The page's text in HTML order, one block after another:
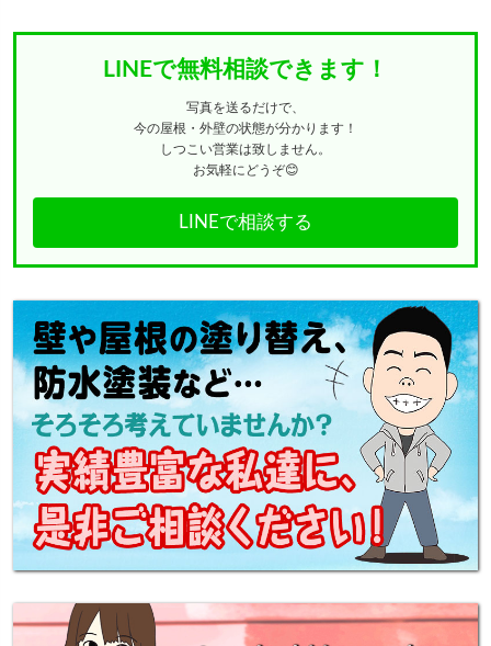
LINEで無料相談できます！
写真を送るだけで、
今の屋根・外壁の状態が分かります！
しつこい営業は致しません。
お気軽にどうぞ😊
LINEで相談する